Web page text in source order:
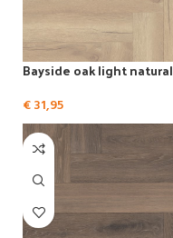
Bayside oak light natural
€31,95